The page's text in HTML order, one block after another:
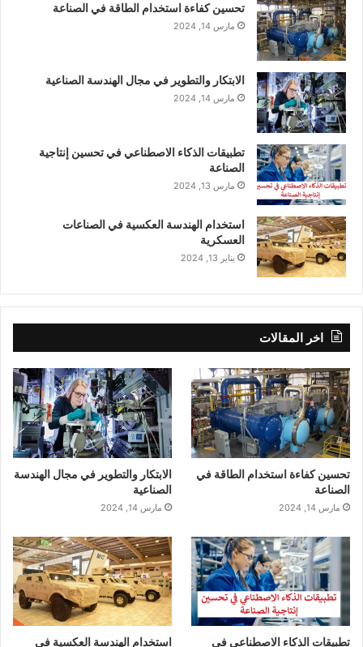
تحسين كفاءة استخدام الطاقة في الصناعة
مارس 14, 2024
الابتكار والتطوير في مجال الهندسة الصناعية
مارس 14, 2024
تطبيقات الذكاء الاصطناعي في تحسين إنتاجية
الصناعة
مارس 13, 2024
استخدام الهندسة العكسية في الصناعات
العسكرية
يناير 13, 2024
اخر المقالات
تحسين كفاءة استخدام الطاقة في
الصناعة
مارس 14, 2024
الابتكار والتطوير في مجال الهندسة
الصناعية
مارس 14, 2024
تطبيقات الذكاء الاصطناعي في استخدام الهندسة العكسية في